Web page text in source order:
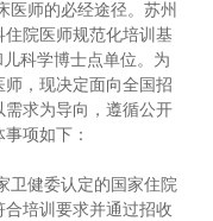
医师的必经途径。苏州
院医师规范化培训基
科学博士点单位。为
，现决定面向全国招
需求为导向，遵循公开
项如下：
卫健委认定的国家住院
培训要求并通过招收